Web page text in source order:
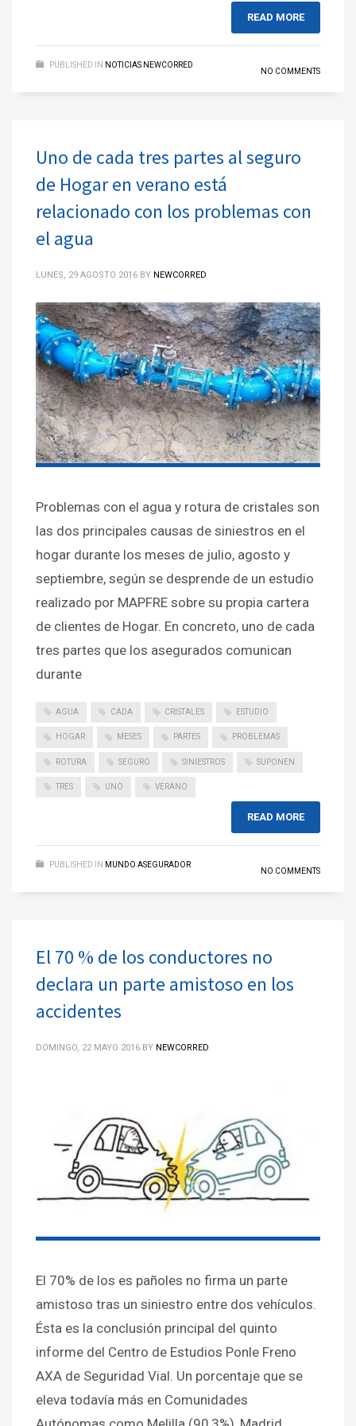
READ MORE
PUBLISHED IN NOTICIAS NEWCORRED
NO COMMENTS
Uno de cada tres partes al seguro
de Hogar en verano está
relacionado con los problemas con
el agua
LUNES, 29 AGOSTO 2016 BY NEWCORRED
Problemas con el agua y rotura de cristales son
las dos principales causas de siniestros en el
hogar durante los meses de julio, agosto y
septiembre, según se desprende de un estudio
realizado por MAPFRE sobre su propia cartera
de clientes de Hogar. En concreto, uno de cada
tres partes que los asegurados comunican
durante
AGUA CADA CRISTALES ESTUDIO
HOGAR MESES PARTES PROBLEMAS
ROTURA SEGURO SINIESTROS SUPONEN
TRES UNO VERANO
READ MORE
PUBLISHED IN MUNDO ASEGURADOR
NO COMMENTS
El 70 % de los conductores no
declara un parte amistoso en los
accidentes
DOMINGO, 22 MAYO 2016 BY NEWCORRED
El 70% de los es pañoles no firma un parte
amistoso tras un siniestro entre dos vehículos.
Ésta es la conclusión principal del quinto
informe del Centro de Estudios Ponle Freno
AXA de Seguridad Vial. Un porcentaje que se
eleva todavía más en Comunidades